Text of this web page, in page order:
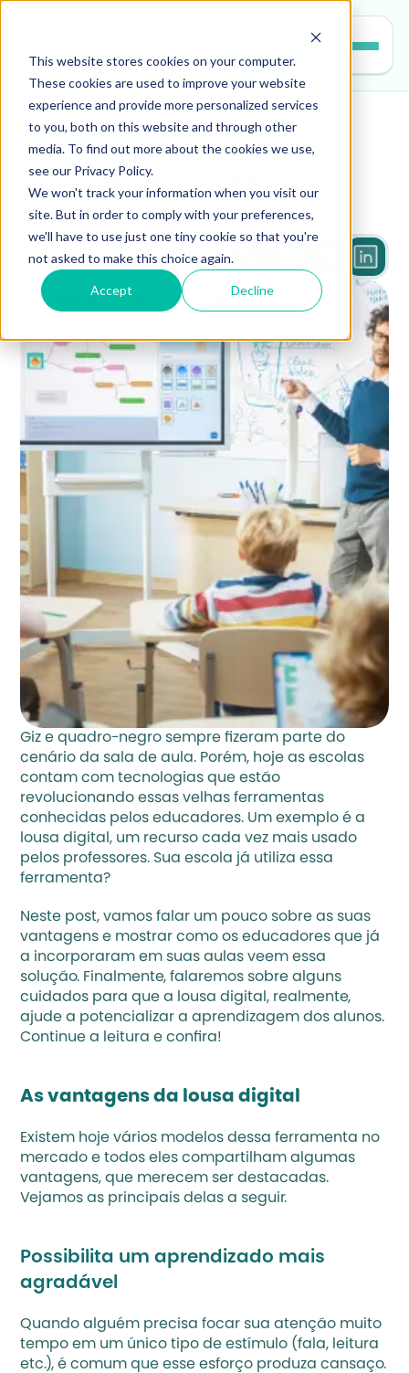
This website stores cookies on your computer.
These cookies are used to improve your website
experience and provide more personalized services
to you, both on this website and through other
media. To find out more about the cookies we use,
see our Privacy Policy.
We won't track your information when you visit our
site. But in order to comply with your preferences,
we'll have to use just one tiny cookie so that you're
not asked to make this choice again.
Accept Decline
educacao
Lousa digital: o que é e quais
vantagens
3 min
Giz e quadro-negro sempre fizeram parte do
cenário da sala de aula. Porém, hoje as escolas
contam com tecnologias que estão
revolucionando essas velhas ferramentas
conhecidas pelos educadores. Um exemplo é a
lousa digital, um recurso cada vez mais usado
pelos professores. Sua escola já utiliza essa
ferramenta?
Neste post, vamos falar um pouco sobre as suas
vantagens e mostrar como os educadores que já
a incorporaram em suas aulas veem essa
solução. Finalmente, falaremos sobre alguns
cuidados para que a lousa digital, realmente,
ajude a potencializar a aprendizagem dos alunos.
Continue a leitura e confira!
As vantagens da lousa digital
Existem hoje vários modelos dessa ferramenta no
mercado e todos eles compartilham algumas
vantagens, que merecem ser destacadas.
Vejamos as principais delas a seguir.
Possibilita um aprendizado mais
agradável
Quando alguém precisa focar sua atenção muito
tempo em um único tipo de estímulo (fala, leitura
etc.), é comum que esse esforço produza cansaço.